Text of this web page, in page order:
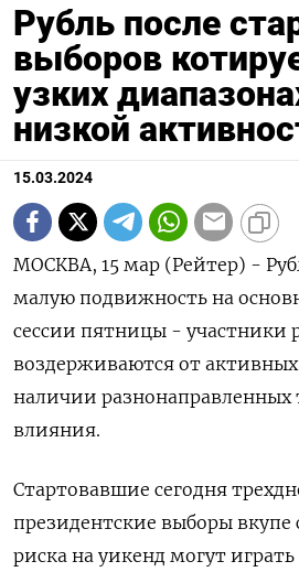
Рубль после
выборов
узких
низкой
15.03.2024
МОСКВА, 15 мар (Рейтер) -
малую подвижность на
сессии пятницы - участники
воздерживаются от
наличии
влияния.
Стартовавшие сегодня
президентские выборы
риска на уикенд могут